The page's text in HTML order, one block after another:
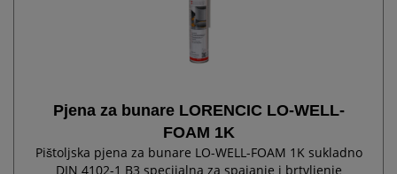
Pjena za bunare LORENCIC LO-WELL-
FOAM 1K
Pištoljska pjena za bunare LO-WELL-FOAM 1K sukladno
DIN 4102-1 B3 specijalna za spajanje i brtvljenje